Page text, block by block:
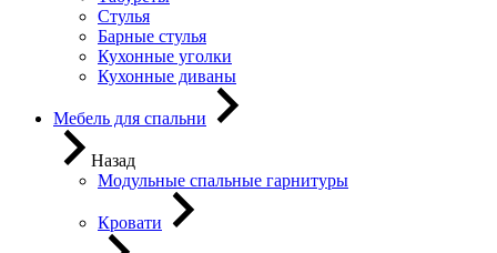
Стулья
Барные стулья
Кухонные уголки
Кухонные диваны
Мебель для спальни
Назад
Модульные спальные гарнитуры
Кровати